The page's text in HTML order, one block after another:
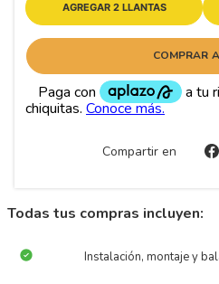
AGREGAR 2 LLANTAS
COMPRAR
Compartir en
Todas tus compras incluyen:
Instalación, montaje y